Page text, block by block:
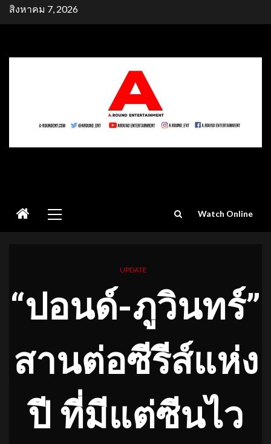
Skipสิงหาคม 7, 2026
Menu
Watch Online
UPDATE
“ปอนด์-ภูวินทร์”
สานต่อซีรีส์แห่ง
ปี ที่มีแต่ซีนไว